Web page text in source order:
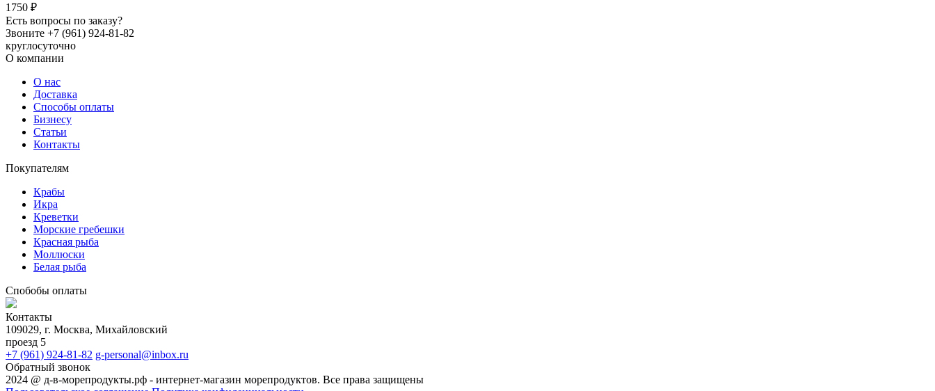
1750 ₽
Есть вопросы по заказу?
Звоните +7 (961) 924-81-82
круглосуточно
О компании
О нас
Доставка
Способы оплаты
Бизнесу
Статьи
Контакты
Покупателям
Крабы
Икра
Креветки
Морские гребешки
Красная рыба
Моллюски
Белая рыба
Спобобы оплаты
Контакты
109029, г. Москва, Михайловский
проезд 5
+7 (961) 924-81-82 g-personal@inbox.ru
Обратный звонок
2024 @ д-в-морепродукты.рф - интернет-магазин морепродуктов. Все права защищены